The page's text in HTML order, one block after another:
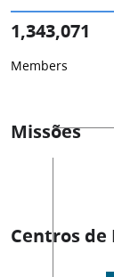
1,343,071
Members
Missões
Centros